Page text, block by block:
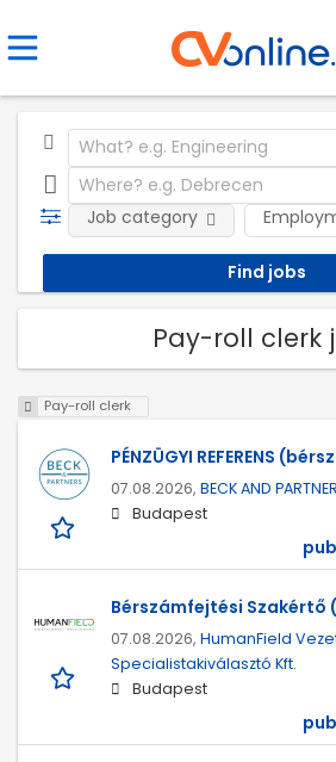
Job category
Pay-roll clerk
Pay-roll clerk
PÉNZÜGYI REFERENS
07.08.2026, BECK AND
Budapest
Bérszámfejtési Szakértő
07.08.2026, HumanField
Specialistakiválasztó Kft.
Budapest